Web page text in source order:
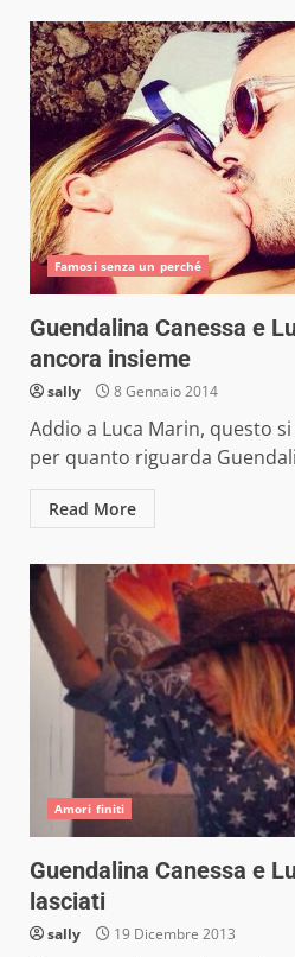
Famosi senza un perché
Guendalina Canessa e
ancora insieme
sally 8 Gennaio 2014
Addio a Luca Marin, questo
per quanto riguarda
Read More
Amori finiti
Guendalina Canessa e
lasciati
sally 19 Dicembre 2013